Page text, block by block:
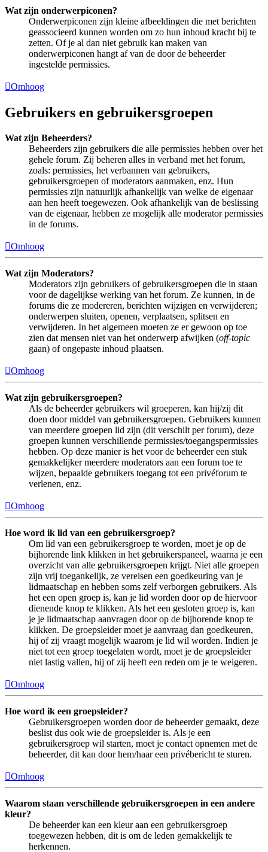
Wat zijn onderwerpiconen?
Onderwerpiconen zijn kleine afbeeldingen die met berichten
geassocieerd kunnen worden om zo hun inhoud kracht bij te
zetten. Of je al dan niet gebruik kan maken van
onderwerpiconen hangt af van de door de beheerder
ingestelde permissies.
Omhoog
Gebruikers en gebruikersgroepen
Wat zijn Beheerders?
Beheerders zijn gebruikers die alle permissies hebben over het
gehele forum. Zij beheren alles in verband met het forum,
zoals: permissies, het verbannen van gebruikers,
gebruikersgroepen of moderators aanmaken, enz. Hun
permissies zijn natuurlijk afhankelijk van welke de eigenaar
aan hen heeft toegewezen. Ook afhankelijk van de beslissing
van de eigenaar, hebben ze mogelijk alle moderator permissies
in de forums.
Omhoog
Wat zijn Moderators?
Moderators zijn gebruikers of gebruikersgroepen die in staan
voor de dagelijkse werking van het forum. Ze kunnen, in de
forums die ze modereren, berichten wijzigen en verwijderen;
onderwerpen sluiten, openen, verplaatsen, splitsen en
verwijderen. In het algemeen moeten ze er gewoon op toe
zien dat mensen niet van het onderwerp afwijken (off-topic
gaan) of ongepaste inhoud plaatsen.
Omhoog
Wat zijn gebruikersgroepen?
Als de beheerder gebruikers wil groeperen, kan hij/zij dit
doen door middel van gebruikersgroepen. Gebruikers kunnen
van meerdere groepen lid zijn (dit verschilt per forum), deze
groepen kunnen verschillende permissies/toegangspermissies
hebben. Op deze manier is het voor de beheerder een stuk
gemakkelijker meerdere moderators aan een forum toe te
wijzen, bepaalde gebruikers toegang tot een privéforum te
verlenen, enz.
Omhoog
Hoe word ik lid van een gebruikersgroep?
Om lid van een gebruikersgroep te worden, moet je op de
bijhorende link klikken in het gebruikerspaneel, waarna je een
overzicht van alle gebruikersgroepen krijgt. Niet alle groepen
zijn vrij toegankelijk, ze vereisen een goedkeuring van je
lidmaatschap en hebben soms zelf verborgen gebruikers. Als
het een open groep is, kan je lid worden door op de hiervoor
dienende knop te klikken. Als het een gesloten groep is, kan
je je lidmaatschap aanvragen door op de bijhorende knop te
klikken. De groepsleider moet je aanvraag dan goedkeuren,
hij of zij vraagt mogelijk waarom je lid wil worden. Indien je
niet tot een groep toegelaten wordt, moet je de groepsleider
niet lastig vallen, hij of zij heeft een reden om je te weigeren.
Omhoog
Hoe word ik een groepsleider?
Gebruikersgroepen worden door de beheerder gemaakt, deze
beslist dus ook wie de groepsleider is. Als je een
gebruikersgroep wil starten, moet je contact opnemen met de
beheerder, dit kan door hem/haar een privébericht te sturen.
Omhoog
Waarom staan verschillende gebruikersgroepen in een andere
kleur?
De beheerder kan een kleur aan een gebruikersgroep
toegewezen hebben, dit is om de leden gemakkelijk te
herkennen.